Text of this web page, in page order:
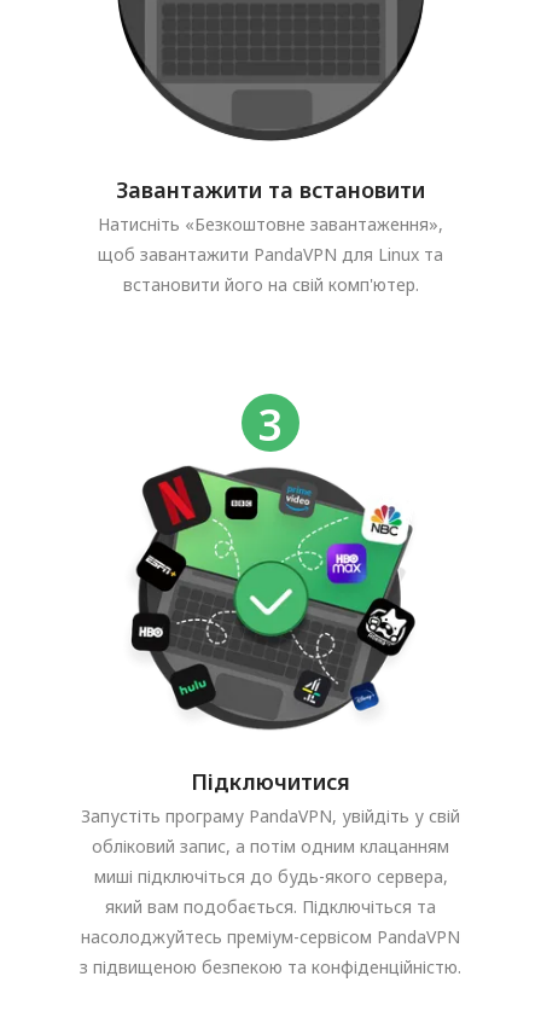
Завантажити та встановити
Натисніть «Безкоштовне завантаження»,
щоб завантажити PandaVPN для Linux та
встановити його на свій комп'ютер.
Підключитися
Запустіть програму PandaVPN, увійдіть у свій
обліковий запис, а потім одним клацанням
миші підключіться до будь-якого сервера,
який вам подобається. Підключіться та
насолоджуйтесь преміум-сервісом PandaVPN
з підвищеною безпекою та конфіденційністю.